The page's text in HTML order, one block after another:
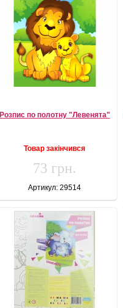
Розпис по полотну "Левенята"
Товар закінчився
73 грн.
Артикул: 29514